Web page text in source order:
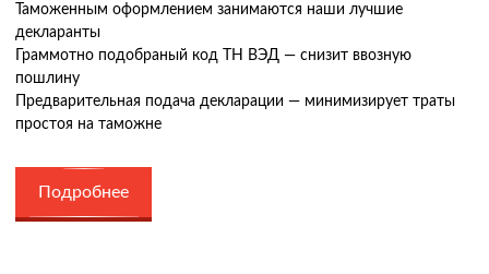
Таможенным оформлением занимаются наши лучшие
декларанты
Граммотно подобраный код ТН ВЭД — снизит ввозную
пошлину
Предварительная подача декларации — минимизирует траты
простоя на таможне
Подробнее